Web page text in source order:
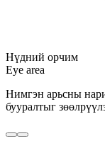
Нүдний орчим
Eye area
Нимгэн арьсны
бууралтыг